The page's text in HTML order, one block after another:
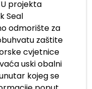
projekta
Seal
odmorište za
zaštite
cvjetnice
uski obalni
kojeg se